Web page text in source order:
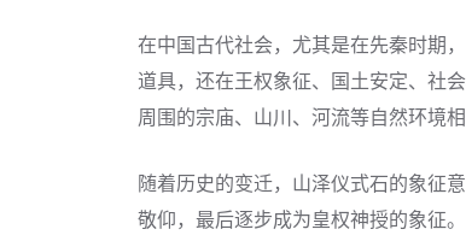
在中国古代社会，尤其是在先秦时期
道具，还在王权象征、国土安定、社
周围的宗庙、山川、河流等自然环境
随着历史的变迁，山泽仪式石的象征
敬仰，最后逐步成为皇权神授的象征